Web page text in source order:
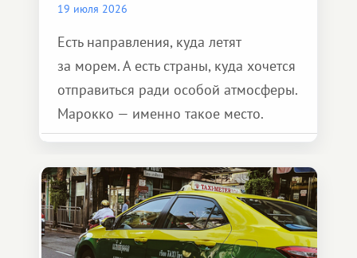
19 июля 2026
Есть направления, куда летят
за морем. А есть страны, куда хочется
отправиться ради особой атмосферы.
Марокко — именно такое место.